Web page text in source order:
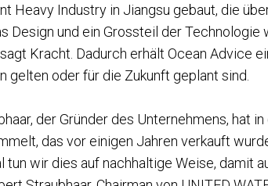
Heavy Industry in Jiangsu gebaut, die
Design und ein Grossteil der Technologie
Kracht. Dadurch erhält Ocean Advice
oder für die Zukunft geplant sind.
der Gründer des Unternehmens, hat in
das vor einigen Jahren verkauft
wir dies auf nachhaltige Weise, damit